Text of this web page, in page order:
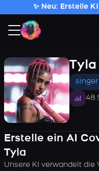
✨ Neu: Erstelle
singer
Erstelle ein AI
Tyla
Unsere KI verwandelt die